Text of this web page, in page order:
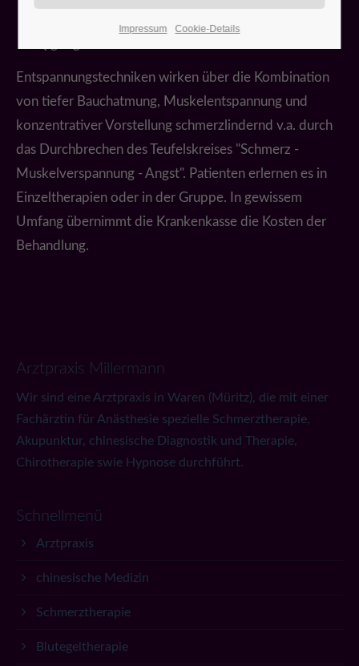
Entspannungstechniken wirken über die Kombination
von tiefer Bauchatmung, Muskelentspannung und
konzentrativer Vorstellung schmerzlindernd v.a. durch
das Durchbrechen des Teufelskreises "Schmerz -
Muskelverspannung - Angst". Patienten erlernen es in
Einzeltherapien oder in der Gruppe. In gewissem
Umfang übernimmt die Krankenkasse die Kosten der
Behandlung.
Arztpraxis Millermann
Wir sind eine Arztpraxis in Waren (Müritz), die mit einer
Fachärztin für Anästhesie spezielle Schmerztherapie,
Akupunktur, chinesische Diagnostik und Therapie,
Chirotherapie swie Hypnose durchführt.
Schnellmenü
Arztpraxis
chinesische Medizin
Schmerztherapie
Blutegeltherapie
Impressum Cookie-Details